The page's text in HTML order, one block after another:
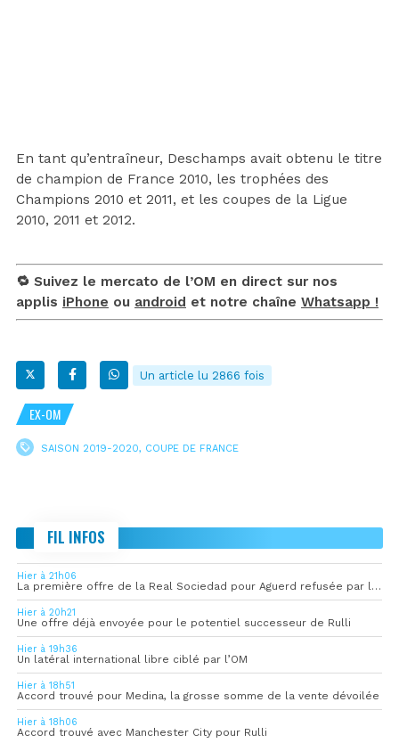
En tant qu’entraîneur, Deschamps avait obtenu le titre
de champion de France 2010, les trophées des
Champions 2010 et 2011, et les coupes de la Ligue
2010, 2011 et 2012.
🔁 Suivez le mercato de l’OM en direct sur nos
applis iPhone ou android et notre chaîne Whatsapp !
Un article lu 2866 fois
EX-OM
SAISON 2019-2020, COUPE DE FRANCE
FIL INFOS
Hier à 21h06
La première offre de la Real Sociedad pour Aguerd refusée par l’OM
Hier à 20h21
Une offre déjà envoyée pour le potentiel successeur de Rulli
Hier à 19h36
Un latéral international libre ciblé par l’OM
Hier à 18h51
Accord trouvé pour Medina, la grosse somme de la vente dévoilée
Hier à 18h06
Accord trouvé avec Manchester City pour Rulli